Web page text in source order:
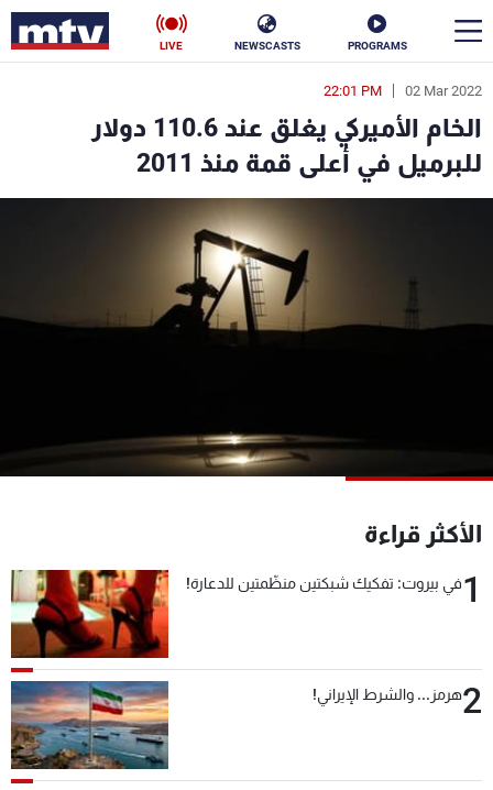
PROGRAMS
NEWSCASTS
LIVE
02 Mar 2022
22:01 PM
الخام الأميركي يغلق عند 110.6 دولار
للبرميل في أعلى قمة منذ 2011
الأكثر قراءة
1في بيروت: تفكيك شبكتين منظّمتين للدعارة!
2هرمز... والشرط الإيراني!
en
الأخبار
سياسة ناس
فن
رياضة
جدول البرامج
شاهد البرامج
الترددات
سياسة الخصوصية